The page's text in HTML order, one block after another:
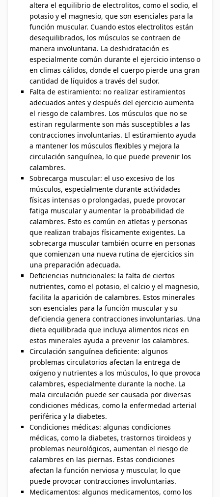
altera el equilibrio de electrolitos, como el sodio, el
potasio y el magnesio, que son esenciales para la
función muscular. Cuando estos electrolitos están
desequilibrados, los músculos se contraen de
manera involuntaria. La deshidratación es
especialmente común durante el ejercicio intenso o
en climas cálidos, donde el cuerpo pierde una gran
cantidad de líquidos a través del sudor.
Falta de estiramiento: no realizar estiramientos
adecuados antes y después del ejercicio aumenta
el riesgo de calambres. Los músculos que no se
estiran regularmente son más susceptibles a las
contracciones involuntarias. El estiramiento ayuda
a mantener los músculos flexibles y mejora la
circulación sanguínea, lo que puede prevenir los
calambres.
Sobrecarga muscular: el uso excesivo de los
músculos, especialmente durante actividades
físicas intensas o prolongadas, puede provocar
fatiga muscular y aumentar la probabilidad de
calambres. Esto es común en atletas y personas
que realizan trabajos físicamente exigentes. La
sobrecarga muscular también ocurre en personas
que comienzan una nueva rutina de ejercicios sin
una preparación adecuada.
Deficiencias nutricionales: la falta de ciertos
nutrientes, como el potasio, el calcio y el magnesio,
facilita la aparición de calambres. Estos minerales
son esenciales para la función muscular y su
deficiencia genera contracciones involuntarias. Una
dieta equilibrada que incluya alimentos ricos en
estos minerales ayuda a prevenir los calambres.
Circulación sanguínea deficiente: algunos
problemas circulatorios afectan la entrega de
oxígeno y nutrientes a los músculos, lo que provoca
calambres, especialmente durante la noche. La
mala circulación puede ser causada por diversas
condiciones médicas, como la enfermedad arterial
periférica y la diabetes.
Condiciones médicas: algunas condiciones
médicas, como la diabetes, trastornos tiroideos y
problemas neurológicos, aumentan el riesgo de
calambres en las piernas. Estas condiciones
afectan la función nerviosa y muscular, lo que
puede provocar contracciones involuntarias.
Medicamentos: algunos medicamentos, como los